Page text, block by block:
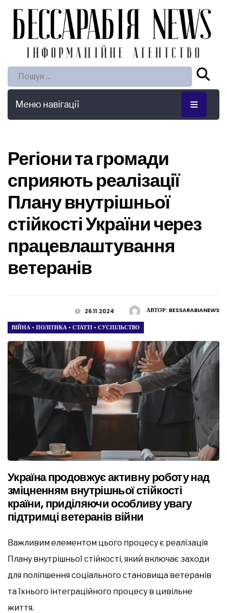
Пошук:
Меню навігації
Регіони та громади
сприяють реалізації
Плану внутрішньої
стійкості України через
працевлаштування
ветеранів
АВТОР: BESSARABIANEWS
26.11.2024
ВІЙНА • ПОЛІТИКА • СТАТТІ • СУСПІЛЬСТВО
Україна продовжує активну роботу над
зміцненням внутрішньої стійкості
країни, приділяючи особливу увагу
підтримці ветеранів війни
Важливим елементом цього процесу є реалізація
Плану внутрішньої стійкості, який включає заходи
для поліпшення соціального становища ветеранів
та їхнього інтеграційного процесу в цивільне
життя.